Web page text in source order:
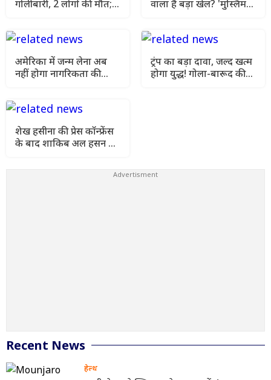
गोलीबारी, 2 लोगों की मौत;
वाला है बड़ा खेल? 'मुस्लिम
अमेरिका में जन्म लेना अब
नहीं होगा नागरिकता की
ट्रंप का बड़ा दावा, जल्द खत्म
होगा युद्ध! गोला-बारूद की
शेख हसीना की प्रेस कॉन्फ्रेंस
के बाद शाकिब अल हसन के
Recent News
हेल्थ